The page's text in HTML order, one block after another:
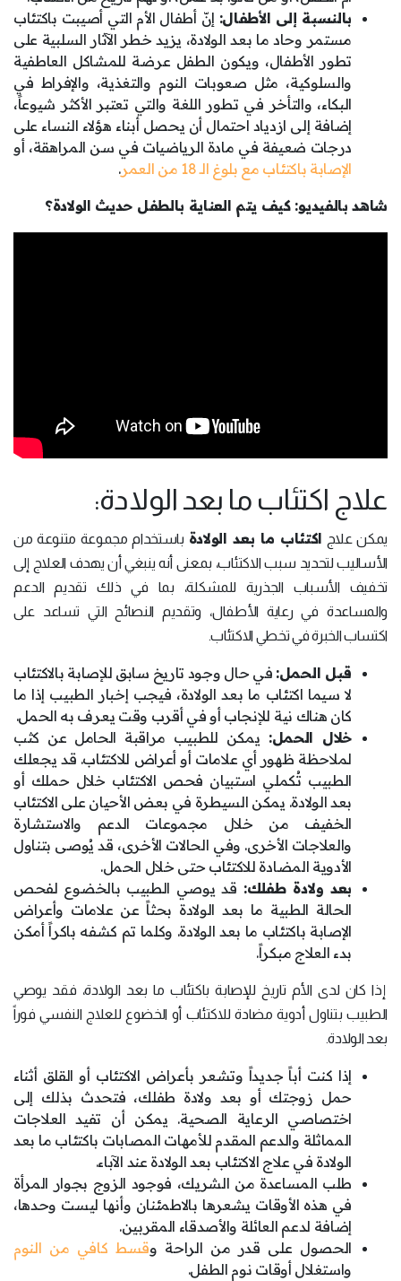
بالنسبة إلى الأطفال: إنّ أطفال الأم التي أصيبت باكتئاب
مستمر وحاد ما بعد الولادة، يزيد خطر الآثار السلبية على
تطور الأطفال، ويكون الطفل عرضة للمشاكل العاطفية
والسلوكية، مثل صعوبات النوم والتغذية، والإفراط في
البكاء، والتأخر في تطور اللغة والتي تعتبر الأكثر شيوعاً،
إضافة إلى ازدياد احتمال أن يحصل أبناء هؤلاء النساء على
درجات ضعيفة في مادة الرياضيات في سن المراهقة، أو
الإصابة باكتئاب مع بلوغ الـ 18 من العمر
.
شاهد بالفيديو: كيف يتم العناية بالطفل حديث الولادة؟
علاج اكتئاب ما بعد الولادة:
يمكن علاج اكتئاب ما بعد الولادة باستخدام مجموعة متنوعة من
الأساليب لتحديد سبب الاكتئاب، بمعنى أنه ينبغي أن يهدف العلاج إلى
تخفيف الأسباب الجذرية للمشكلة، بما في ذلك تقديم الدعم
والمساعدة في رعاية الأطفال، وتقديم النصائح التي تساعد على
اكتساب الخبرة في تخطي الاكتئاب.
قبل الحمل: في حال وجود تاريخ سابق للإصابة بالاكتئاب
لا سيما اكتئاب ما بعد الولادة، فيجب إخبار الطبيب إذا ما
كان هناك نية للإنجاب أو في أقرب وقت يعرف به الحمل.
خلال الحمل: يمكن للطبيب مراقبة الحامل عن كثب
لملاحظة ظهور أي علامات أو أعراض للاكتئاب. قد يجعلك
الطبيب تُكملي استبيان فحص الاكتئاب خلال حملك أو
بعد الولادة. يمكن السيطرة في بعض الأحيان على الاكتئاب
الخفيف من خلال مجموعات الدعم والاستشارة
والعلاجات الأخرى. وفي الحالات الأخرى، قد يُوصى بتناول
الأدوية المضادة للاكتئاب حتى خلال الحمل.
بعد ولادة طفلك: قد يوصي الطبيب بالخضوع لفحص
الحالة الطبية ما بعد الولادة بحثاً عن علامات وأعراض
الإصابة باكتئاب ما بعد الولادة. وكلما تم كشفه باكراً أمكن
بدء العلاج مبكراً.
إذا كان لدى الأم تاريخ للإصابة باكتئاب ما بعد الولادة، فقد يوصي
الطبيب بتناول أدوية مضادة للاكتئاب أو الخضوع للعلاج النفسي فوراً
بعد الولادة.
إذا كنت أباً جديداً وتشعر بأعراض الاكتئاب أو القلق أثناء
حمل زوجتك أو بعد ولادة طفلك، فتحدث بذلك إلى
اختصاصي الرعاية الصحية. يمكن أن تفيد العلاجات
المماثلة والدعم المقدم للأمهات المصابات باكتئاب ما بعد
الولادة في علاج الاكتئاب بعد الولادة عند الآباء.
طلب المساعدة من الشريك، فوجود الزوج بجوار المرأة
في هذه الأوقات يشعرها بالاطمئنان وأنها ليست وحدها،
إضافة لدعم العائلة والأصدقاء المقربين.
الحصول على قدر من الراحة وقسط كافي من النوم
واستغلال أوقات نوم الطفل.